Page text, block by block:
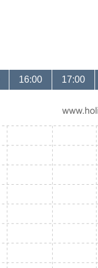
16:00 17:00